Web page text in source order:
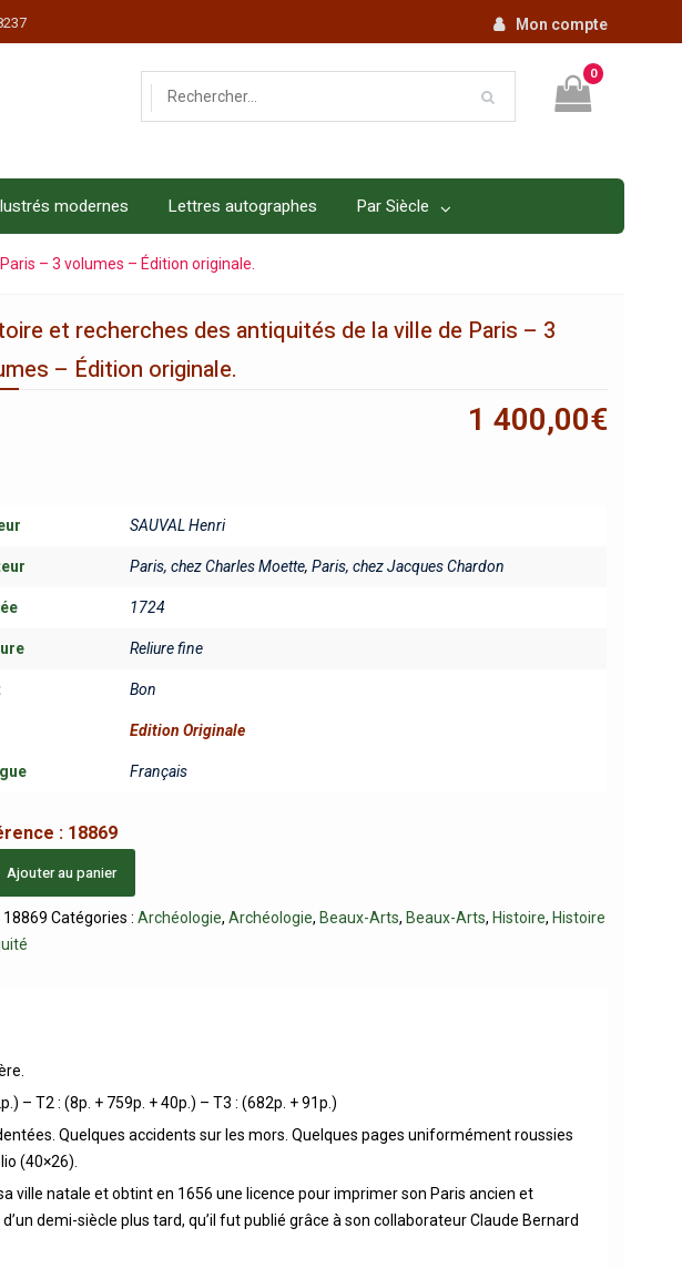
Mon compte
0
modernes Lettres autographes Par Siècle
– 3 volumes – Édition originale.
et recherches des antiquités de la ville de Paris – 3
– Édition originale.
1 400,00€
SAUVAL Henri
Paris, chez Charles Moette,Paris, chez Jacques Chardon
1724
Reliure fine
Bon
Edition Originale
Français
: 18869
Ajouter au panier
18869 Catégories :Archéologie,Archéologie, Beaux-Arts, Beaux-Arts, Histoire, Histoire
– T2 : (8p. + 759p. + 40p.) – T3 : (682p. + 91p.)
Quelques accidents sur les mors. Quelques pages uniformément roussies
(40×26).
ville natale et obtint en 1656 une licence pour imprimer son Paris ancien et
demi-siècle plus tard, qu’il fut publié grâce à son collaborateur Claude Bernard